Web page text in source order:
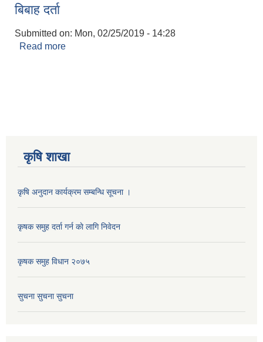
बिबाह दर्ता
Submitted on: Mon, 02/25/2019 - 14:28
Read more
कृषि शाखा
कृषि अनुदान कार्यक्रम सम्बन्धि सूचना ।
कृषक समुह दर्ता गर्न काे लागि निवेदन
कृषक समुह विधान २०७५
सुचना सुचना सुचना